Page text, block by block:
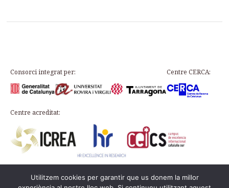
Consorci integrat per: Centre CERCA:
Centre acreditat:
Plaça d’en Rovellat, s/n, 43003 Tarragona
Utilitzem cookies per garantir que us donem la millor